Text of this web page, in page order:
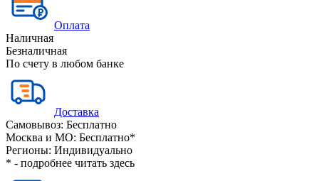
Оплата
Наличная
Безналичная
По счету в любом банке
Доставка
Самовывоз: Бесплатно
Москва и МО: Бесплатно*
Регионы: Индивидуально
* - подробнее читать здесь